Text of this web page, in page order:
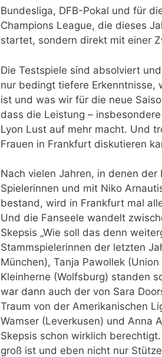
Bundesliga, DFB-Pokal und für
Champions League, die dieses
startet, sondern direkt mit einer
Die Testspiele sind absolviert
nur bedingt tiefere Erkenntnisse,
ist und was wir für die neue
dass die Leistung –
Lyon Lust auf mehr macht. Und
Frauen in Frankfurt diskutieren
Nach vielen Jahren, in denen
Spielerinnen und mit Niko
bestand, wird in Frankfurt mal
Und die Fanseele wandelt
Skepsis „Wie soll das denn
Stammspielerinnen der letzten
München), Tanja Pawollek
Kleinherne (Wolfsburg) standen
war dann auch der von Sara
Traum von der Amerikanischen
Wamser (Leverkusen) und Anna
Skepsis schon wirklich
groß ist und eben nicht nur